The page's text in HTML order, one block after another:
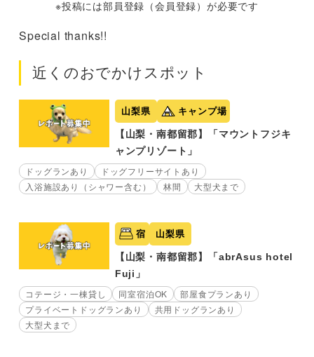
※投稿には部員登録（会員登録）が必要です
Special thanks!!
近くのおでかけスポット
山梨県 キャンプ場
【山梨・南都留郡】「マウントフジキ
ャンプリゾート」
ドッグランあり
ドッグフリーサイトあり
入浴施設あり（シャワー含む）
林間 大型犬まで
宿 山梨県
【山梨・南都留郡】「abrAsus hotel
Fuji」
コテージ・一棟貸し 同室宿泊OK
部屋食プランあり
プライベートドッグランあり
共用ドッグランあり
大型犬まで